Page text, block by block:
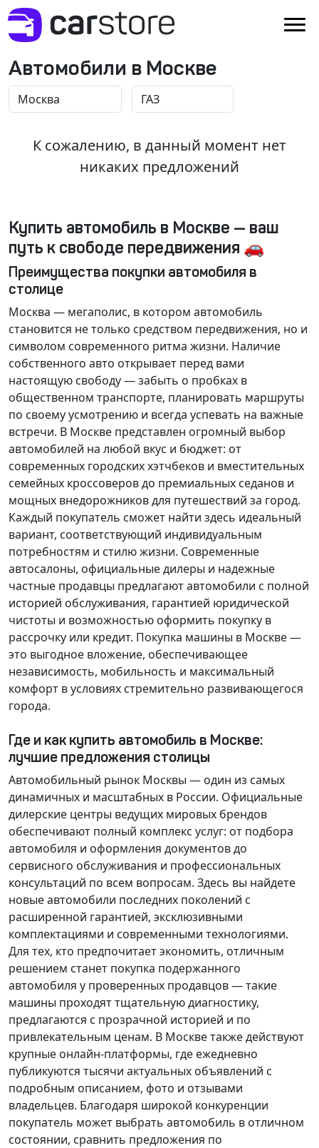
Автомобили в Москве
К сожалению, в данный момент нет
никаких предложений
Купить автомобиль в Москве — ваш
путь к свободе передвижения 🚗
Преимущества покупки автомобиля в
столице
Москва — мегаполис, в котором автомобиль
становится не только средством передвижения, но и
символом современного ритма жизни. Наличие
собственного авто открывает перед вами
настоящую свободу — забыть о пробках в
общественном транспорте, планировать маршруты
по своему усмотрению и всегда успевать на важные
встречи. В Москве представлен огромный выбор
автомобилей на любой вкус и бюджет: от
современных городских хэтчбеков и вместительных
семейных кроссоверов до премиальных седанов и
мощных внедорожников для путешествий за город.
Каждый покупатель сможет найти здесь идеальный
вариант, соответствующий индивидуальным
потребностям и стилю жизни. Современные
автосалоны, официальные дилеры и надежные
частные продавцы предлагают автомобили с полной
историей обслуживания, гарантией юридической
чистоты и возможностью оформить покупку в
рассрочку или кредит. Покупка машины в Москве —
это выгодное вложение, обеспечивающее
независимость, мобильность и максимальный
комфорт в условиях стремительно развивающегося
города.
Где и как купить автомобиль в Москве:
лучшие предложения столицы
Автомобильный рынок Москвы — один из самых
динамичных и масштабных в России. Официальные
дилерские центры ведущих мировых брендов
обеспечивают полный комплекс услуг: от подбора
автомобиля и оформления документов до
сервисного обслуживания и профессиональных
консультаций по всем вопросам. Здесь вы найдете
новые автомобили последних поколений с
расширенной гарантией, эксклюзивными
комплектациями и современными технологиями.
Для тех, кто предпочитает экономить, отличным
решением станет покупка подержанного
автомобиля у проверенных продавцов — такие
машины проходят тщательную диагностику,
предлагаются с прозрачной историей и по
привлекательным ценам. В Москве также действуют
крупные онлайн-платформы, где ежедневно
публикуются тысячи актуальных объявлений с
подробным описанием, фото и отзывами
владельцев. Благодаря широкой конкуренции
покупатель может выбрать автомобиль в отличном
состоянии, сравнить предложения по